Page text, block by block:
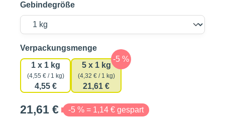
Gebindegröße
Verpackungsmengeauswählen
1 x 1 kg
(4,55 € / 1 kg)
4,55 €
5 x 1 kg
(4,32 € / 1 kg)
21,61 €
21,61 € -5 % = 1,14 € gespart